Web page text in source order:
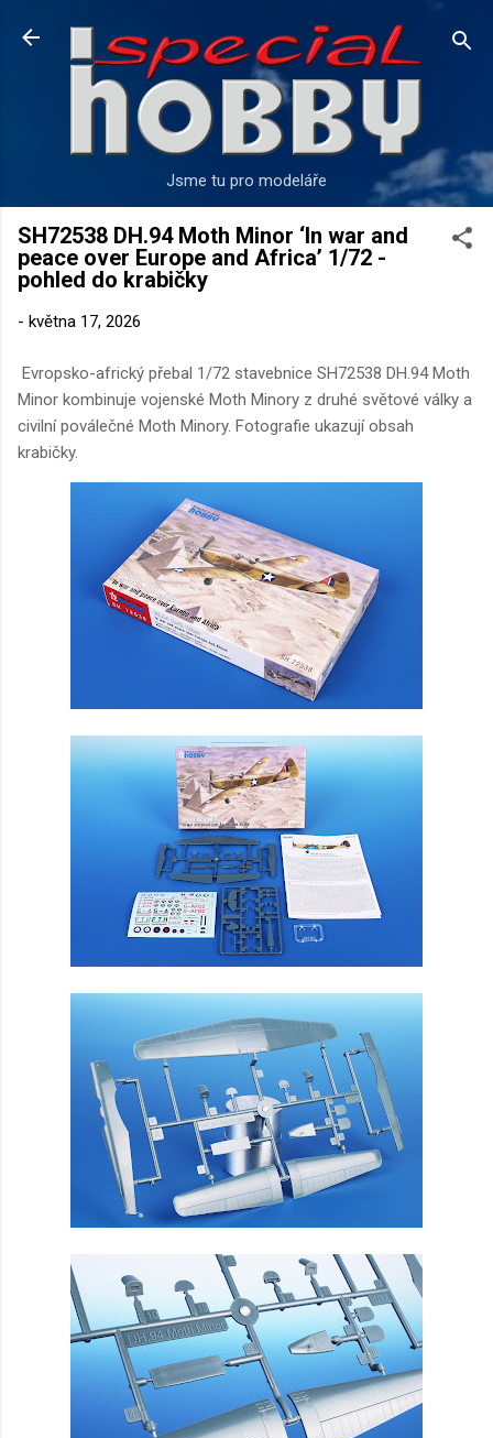
Přeskočit na hlavní obsah
Jsme tu pro modeláře
SH72538 DH.94 Moth Minor ‘In war and
peace over Europe and Africa’ 1/72 -
pohled do krabičky
- května 17, 2026
Evropsko-africký přebal 1/72 stavebnice SH72538 DH.94 Moth
Minor kombinuje vojenské Moth Minory z druhé světové války a
civilní poválečné Moth Minory. Fotografie ukazují obsah
krabičky.